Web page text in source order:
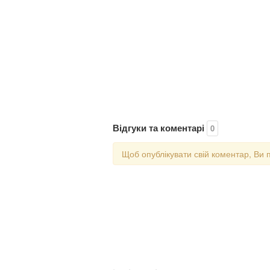
Відгуки та коментарі 0
Щоб опублікувати свій коментар, Ви